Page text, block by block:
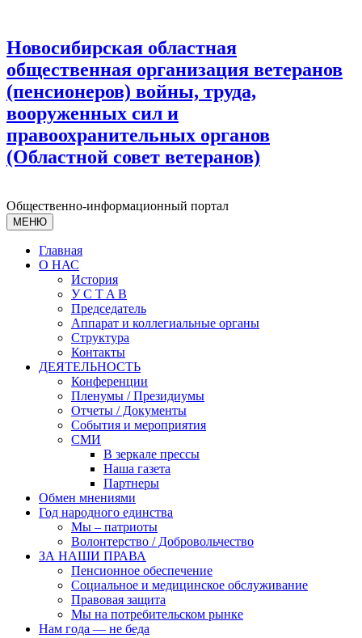
Новосибирская областная
общественная организация ветеранов
(пенсионеров) войны, труда,
вооруженных сил и
правоохранительных органов
(Областной совет ветеранов)
Общественно-информационный портал
МЕНЮ
Главная
О НАС
История
У С T A B
Председатель
Аппарат и коллегиальные органы
Структура
Контакты
ДЕЯТЕЛЬНОСТЬ
Конференции
Пленумы / Президиумы
Отчеты / Документы
События и мероприятия
СМИ
В зеркале прессы
Наша газета
Партнеры
Обмен мнениями
Год народного единства
Мы – патриоты
Волонтерство / Добровольчество
ЗА НАШИ ПРАВА
Пенсионное обеспечение
Социальное и медицинское обслуживание
Правовая защита
Мы на потребительском рынке
Нам года — не беда